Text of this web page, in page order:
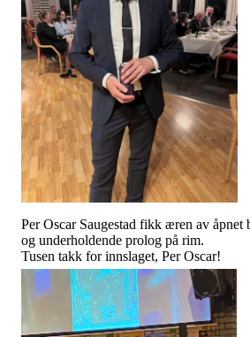
Per Oscar Saugestad fikk æren av åpnet
og underholdende prolog på rim.
Tusen takk for innslaget, Per Oscar!